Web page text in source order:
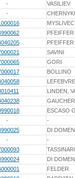
- VASILIEV
-
MYSLIVEC
PFEIFFER
PFEIFFER
SAVINI
GORI
BOLLINO
LEFEBVRE
LINDEN,
GAUCHER
ESCASO
- -
DI
- -
TASSINARI
DI
FELDER